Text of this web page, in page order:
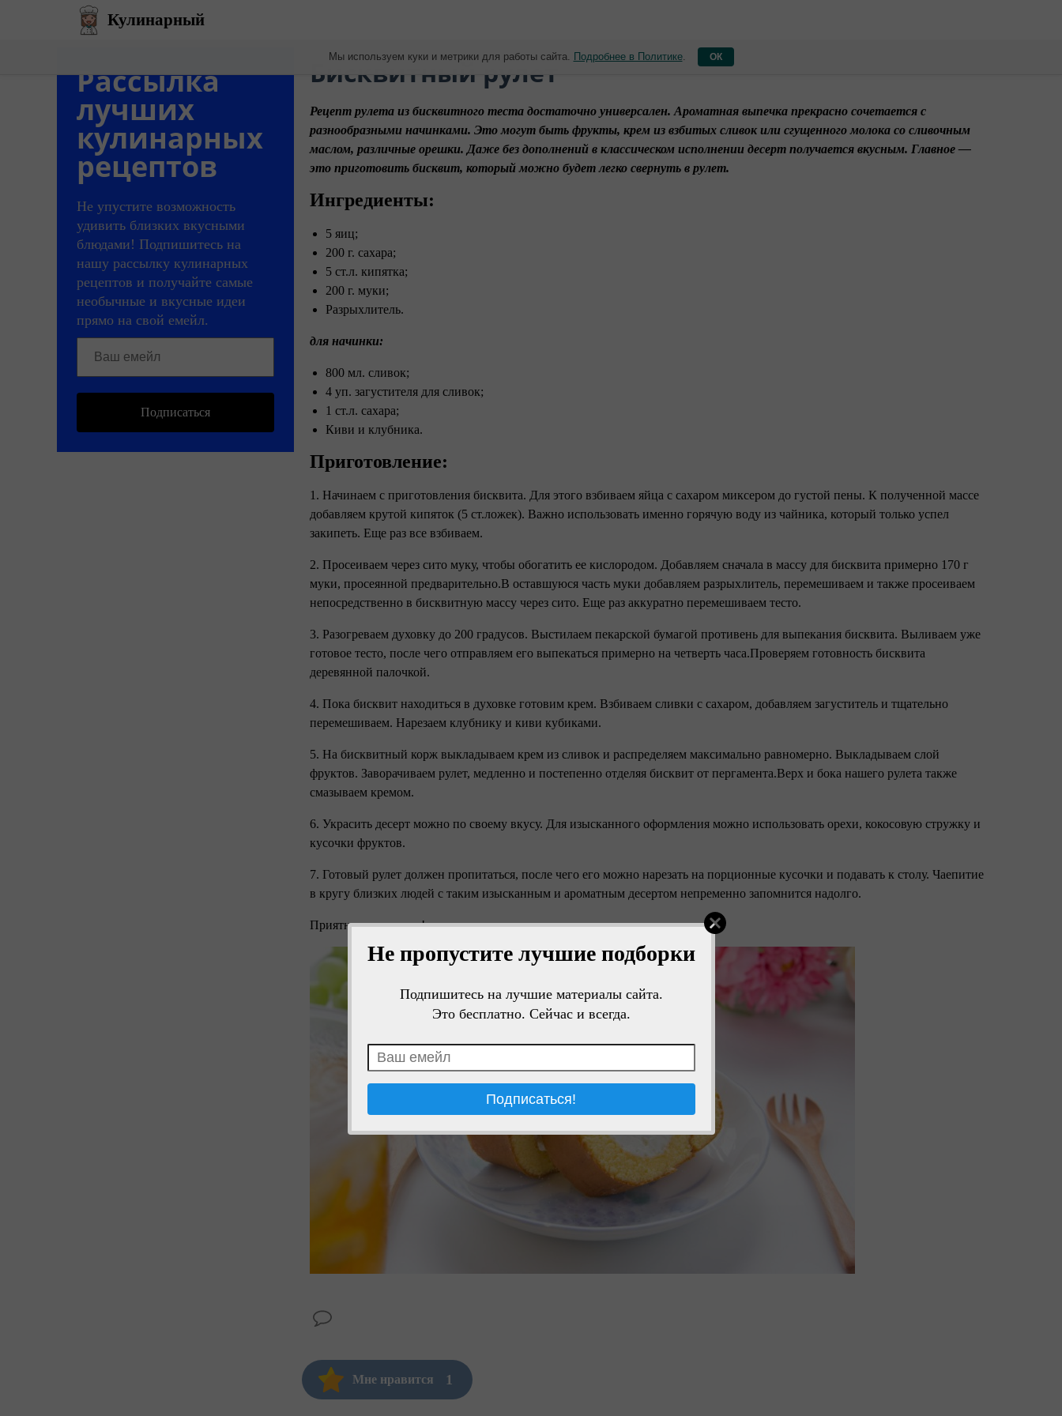
Не пропустите лучшие подборки
Подпишитесь на лучшие материалы сайта.
Это бесплатно. Сейчас и всегда.
Кулинарный
Рассылка
лучших
кулинарных
рецептов
Не упустите возможность
удивить близких вкусными
блюдами! Подпишитесь на
нашу рассылку кулинарных
рецептов и получайте самые
необычные и вкусные идеи
прямо на свой емейл.
Подписаться
Бисквитный рулет
Рецепт рулета из бисквитного теста достаточно универсален. Ароматная выпечка прекрасно сочетается с
разнообразными начинками. Это могут быть фрукты, крем из взбитых сливок или сгущенного молока со сливочным
маслом, различные орешки. Даже без дополнений в классическом исполнении десерт получается вкусным. Главное —
это приготовить бисквит, который можно будет легко свернуть в рулет.
Ингредиенты:
5 яиц;
200 г. сахара;
5 ст.л. кипятка;
200 г. муки;
Разрыхлитель.
для начинки:
800 мл. сливок;
4 уп. загустителя для сливок;
1 ст.л. сахара;
Киви и клубника.
Приготовление:
1. Начинаем с приготовления бисквита. Для этого взбиваем яйца с сахаром миксером до густой пены. К полученной массе
добавляем крутой кипяток (5 ст.ложек). Важно использовать именно горячую воду из чайника, который только успел
закипеть. Еще раз все взбиваем.
2. Просеиваем через сито муку, чтобы обогатить ее кислородом. Добавляем сначала в массу для бисквита примерно 170 г
муки, просеянной предварительно.В оставшуюся часть муки добавляем разрыхлитель, перемешиваем и также просеиваем
непосредственно в бисквитную массу через сито. Еще раз аккуратно перемешиваем тесто.
3. Разогреваем духовку до 200 градусов. Выстилаем пекарской бумагой противень для выпекания бисквита. Выливаем уже
готовое тесто, после чего отправляем его выпекаться примерно на четверть часа.Проверяем готовность бисквита
деревянной палочкой.
4. Пока бисквит находиться в духовке готовим крем. Взбиваем сливки с сахаром, добавляем загуститель и тщательно
перемешиваем. Нарезаем клубнику и киви кубиками.
5. На бисквитный корж выкладываем крем из сливок и распределяем максимально равномерно. Выкладываем слой
фруктов. Заворачиваем рулет, медленно и постепенно отделяя бисквит от пергамента.Верх и бока нашего рулета также
смазываем кремом.
6. Украсить десерт можно по своему вкусу. Для изысканного оформления можно использовать орехи, кокосовую стружку и
кусочки фруктов.
7. Готовый рулет должен пропитаться, после чего его можно нарезать на порционные кусочки и подавать к столу. Чаепитие
в кругу близких людей с таким изысканным и ароматным десертом непременно запомнится надолго.
Приятного аппетита!
Мне нравится 1
Мы используем куки и метрики для работы сайта. Подробнее в Политике. ОК